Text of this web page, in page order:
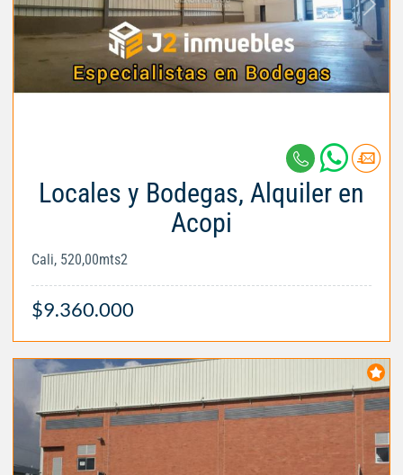
Locales y Bodegas, Alquiler en
Acopi
Cali, 520,00mts2
$9.360.000